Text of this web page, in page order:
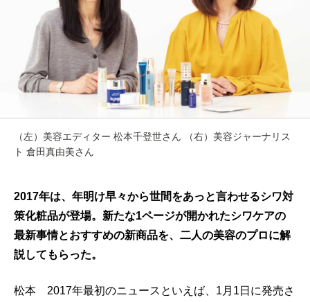
（左）美容エディター 松本千登世さん （右）美容ジャーナリス
ト 倉田真由美さん
2017年は、年明け早々から世間をあっと言わせるシワ対
策化粧品が登場。新たな1ページが開かれたシワケアの
最新事情とおすすめの新商品を、二人の美容のプロに解
説してもらった。
松本 2017年最初のニュースといえば、1月1日に発売さ